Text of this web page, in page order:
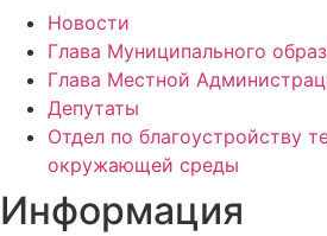
Новости
Глава Муниципального
Глава Местной
Депутаты
Отдел по благоустройству
окружающей среды
Информация